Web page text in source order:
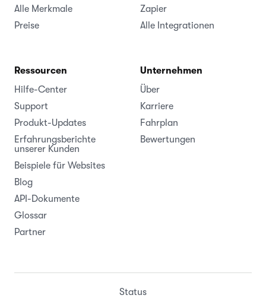
Alle Merkmale
Preise
Zapier
Alle Integrationen
Ressourcen
Hilfe-Center
Support
Produkt-Updates
Erfahrungsberichte
unserer Kunden
Beispiele für Websites
Blog
API-Dokumente
Glossar
Partner
Unternehmen
Über
Karriere
Fahrplan
Bewertungen
Status